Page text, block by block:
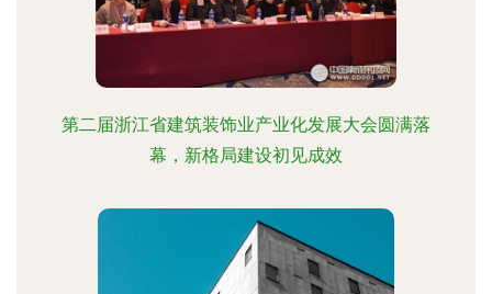
第二届浙江省建筑装饰业产业化发展大会圆满落
幕，新格局建设初见成效